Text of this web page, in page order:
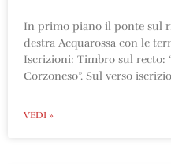
In primo piano il ponte sul
destra Acquarossa con le
Iscrizioni: Timbro sul recto:
Corzoneso”. Sul verso
VEDI »